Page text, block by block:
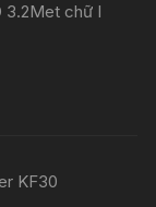
3.2Met chữ I
KF30